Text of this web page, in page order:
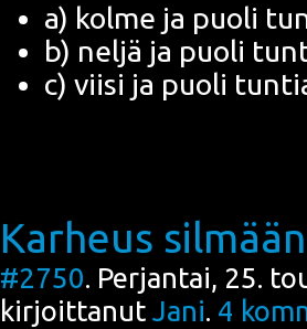
a) kol­me ja puo­li
b) nel­jä ja puo­li
c) vii­si ja puo­li
Karheus
#2750. Perjantai, 25.
kirjoittanut Jani. 4